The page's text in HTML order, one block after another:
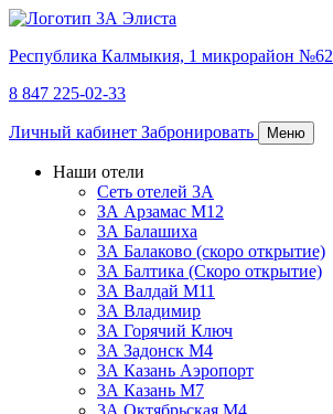
Республика Калмыкия, 1 микрорайон №62
8 847 225-02-33
Личный кабинет Забронировать Меню
Наши отели
Сеть отелей 3А
ЗА Арзамас М12
3А Балашиха
3А Балаково (скоро открытие)
3А Балтика (Скоро открытие)
3А Валдай М11
3А Владимир
ЗА Горячий Ключ
3А Задонск М4
3А Казань Аэропорт
3А Казань M7
3А Октябрьская М4